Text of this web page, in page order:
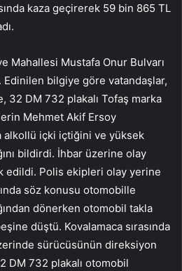
kaza geçirerek 59 bin 865 TL
Mahallesi Mustafa Onur Bulvarı
bilgiye göre vatandaşlar,
32 DM 732 plakalı Tofaş marka
Mehmet Akif Ersoy
alkollü içki içtiğini ve yüksek
bildirdi. İhbar üzerine olay
edildi. Polis ekipleri olay yerine
söz konusu otomobille
dönerken otomobil takla
düştü. Kovalamaca sırasında
sürücüsünün direksiyon
DM 732 plakalı otomobil